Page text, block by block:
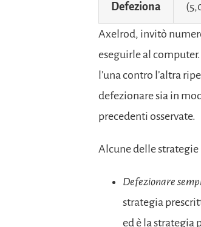
Defeziona
Axelrod, invitò
eseguirle al
l’una contro l’altra
defezionare sia in
precedenti osservate.
Alcune delle strategie
Defezionare
strategia
ed è la strategia